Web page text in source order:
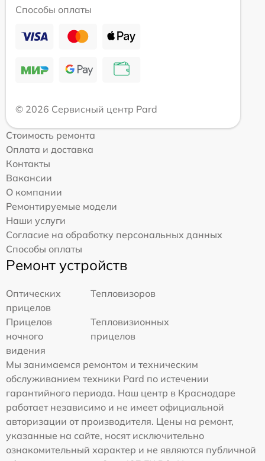
Способы оплаты
© 2026 Сервисный центр Pard
Стоимость ремонта
Оплата и доставка
Контакты
Вакансии
О компании
Ремонтируемые модели
Наши услуги
Согласие на обработку персональных данных
Способы оплаты
Ремонт устройств
Оптических
прицелов
Тепловизоров
Прицелов
ночного
видения
Тепловизионных
прицелов
Мы занимаемся ремонтом и техническим
обслуживанием техники Pard по истечении
гарантийного периода. Наш центр в Краснодаре
работает независимо и не имеет официальной
авторизации от производителя. Цены на ремонт,
указанные на сайте, носят исключительно
ознакомительный характер и не являются публичной